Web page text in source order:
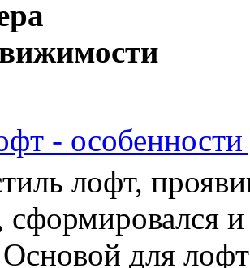
-
лофт,
сформировался
для